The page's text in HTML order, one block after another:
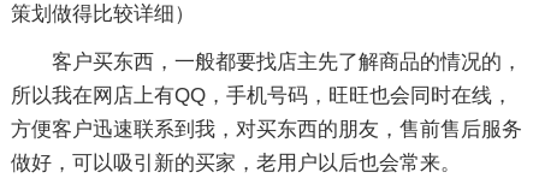
策划做得比较详细）
客户买东西，一般都要找店主先了解商品的情况的，
所以我在网店上有QQ，手机号码，旺旺也会同时在线，
方便客户迅速联系到我，对买东西的朋友，售前售后服务
做好，可以吸引新的买家，老用户以后也会常来。